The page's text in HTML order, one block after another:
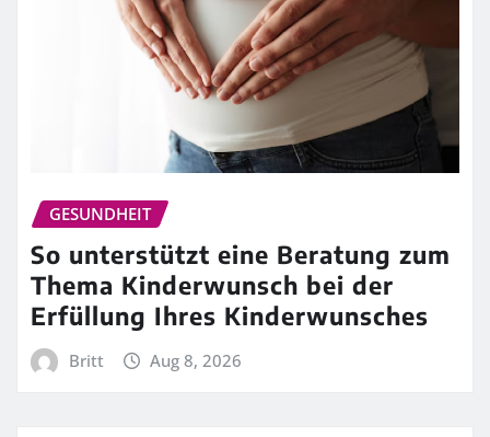
GESUNDHEIT
So unterstützt eine Beratung zum
Thema Kinderwunsch bei der
Erfüllung Ihres Kinderwunsches
Britt Aug 8, 2026